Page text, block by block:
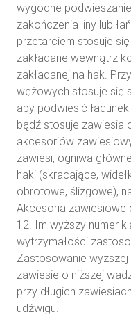
wygodne
zakończenia liny lub
przetarciem stosuje
zakładane wewnątrz
zakładanej na hak.
wężowych stosuje się
aby podwiesić
bądź stosuje zawiesia
akcesoriów
zawiesi, ogniwa
haki (skracające,
obrotowe, ślizgowe),
Akcesoria zawiesiowe
12. Im wyższy numer
wytrzymałości
Zastosowanie
zawiesie o niższej
przy długich
udźwigu.